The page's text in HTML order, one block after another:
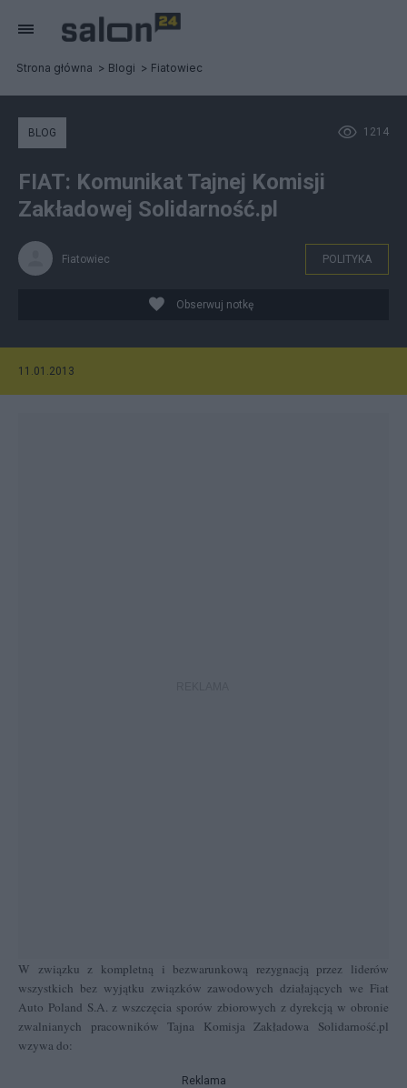
Strona główna Blogi Fiatowiec
1214
BLOG
FIAT: Komunikat Tajnej Komisji
Zakładowej Solidarność.pl
Fiatowiec POLITYKA
Obserwuj notkę
11.01.2013
W związku z kompletną i bezwarunkową rezygnacją przez liderów
wszystkich bez wyjątku związków zawodowych działających we Fiat
Auto Poland S.A. z wszczęcia sporów zbiorowych z dyrekcją w obronie
zwalnianych pracowników Tajna Komisja Zakładowa Solidarność.pl
wzywa do:
Reklama